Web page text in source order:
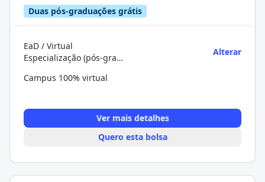
Duas pós-graduações grátis
EaD / Virtual
Especialização (pós-graduação)
Alterar
Campus 100% virtual
Ver mais detalhes
Quero esta bolsa